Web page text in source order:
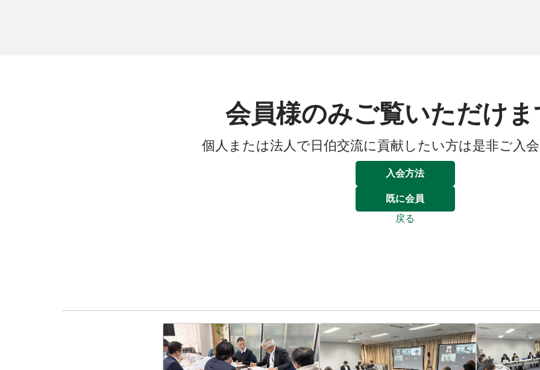
会員様のみご覧いただけ
個人または法人で日伯交流に貢献したい方は是非ご入
入会方法
既に会員
戻る